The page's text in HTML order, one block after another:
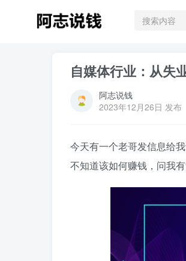
自媒体行业：从失
阿志说钱
2023年12月26日 发布
今天有一个老哥发信息给
不知道该如何赚钱，问我有